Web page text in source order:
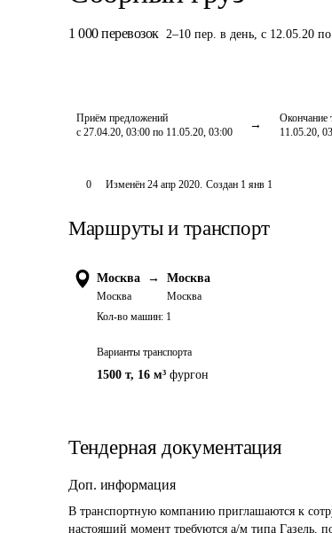
1 000 перевозок 2–10 пер. в день, с 12.05.20
Приём предложений
с 27.04.20, 03:00 по 11.05.20, 03:00
Окончание
11.05.20,
0 Изменён 24 апр 2020. Создан 1 янв 1
Маршруты и транспорт
Москва →
Москва
Москва
Москва
Кол-во машин: 1
Варианты транспорта
1500 т, 16 м³ фургон
Тендерная документация
Доп. информация
В транспортную компанию приглашаются к
настоящий момент требуются а/м типа Газель,